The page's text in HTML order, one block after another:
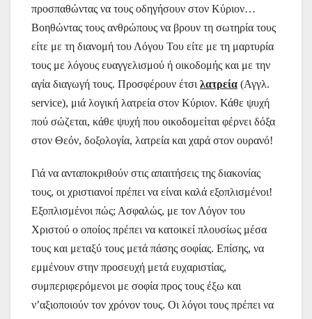
προσπαθώντας να τους οδηγήσουν στον Κύριον…
Βοηθώντας τους ανθρώπους να βρουν τη σωτηρία τους
είτε με τη διανομή του Λόγου Του είτε με τη μαρτυρία
τους με λόγους ευαγγελισμού ή οικοδομής και με την
αγία διαγωγή τους. Προσφέρουν έτσι λατρεία (Αγγλ.
service), μιά λογική λατρεία στον Κύριον. Κάθε ψυχή
πού σώζεται, κάθε ψυχή που οικοδομείται φέρνει δόξα
στον Θεόν, δοξολογία, λατρεία και χαρά στον ουρανό!
Γιά να ανταποκριθούν στις απαιτήσεις της διακονίας
τους, οι χριστιανοί πρέπει να είναι καλά εξοπλισμένοι!
Εξοπλισμένοι πώς; Ασφαλώς, με τον Λόγον του
Χριστού ο οποίος πρέπει να κατοικεί πλουσίως μέσα
τους και μεταξύ τους μετά πάσης σοφίας. Επίσης, να
εμμένουν στην προσευχή μετά ευχαριστίας,
συμπεριφερόμενοι με σοφία προς τους έξω και
ν’αξιοποιούν τον χρόνον τους. Οι λόγοι τους πρέπει να